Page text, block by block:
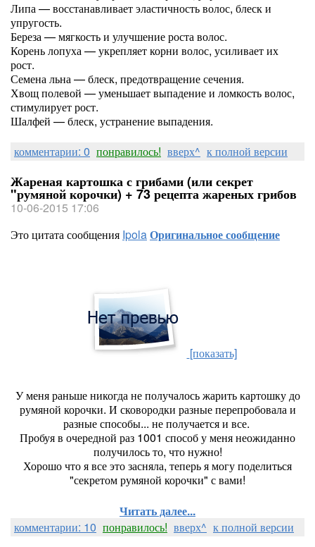
Липа — восстанавливает эластичность волос, блеск и
упругость.
Береза — мягкость и улучшение роста волос.
Корень лопуха — укрепляет корни волос, усиливает их
рост.
Семена льна — блеск, предотвращение сечения.
Хвощ полевой — уменьшает выпадение и ломкость волос,
стимулирует рост.
Шалфей — блеск, устранение выпадения.
комментарии: 0 понравилось! вверх^ к полной версии
Жареная картошка с грибами (или секрет
"румяной корочки) + 73 рецепта жареных грибов
10-06-2015 17:06
Это цитата сообщения IpolaОригинальное сообщение
[показать]
У меня раньше никогда не получалось жарить картошку до
румяной корочки. И сковородки разные перепробовала и
разные способы... не получается и все.
Пробуя в очередной раз 1001 способ у меня неожиданно
получилось то, что нужно!
Хорошо что я все это засняла, теперь я могу поделиться
"секретом румяной корочки" с вами!
Читать далее...
комментарии: 10 понравилось! вверх^ к полной версии